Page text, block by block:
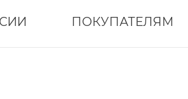
ПОКУПАТЕЛЯМ